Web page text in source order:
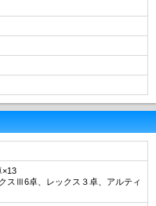
×13
スⅢ6卓、レックス３卓、アルティ